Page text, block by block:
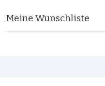
Meine Wunschliste